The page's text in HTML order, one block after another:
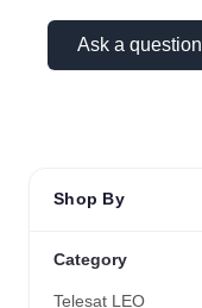
Shop By
Category
Telesat LEO
Ask a question